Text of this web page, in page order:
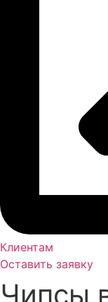
Клиентам
Оставить заявку
Чипсы